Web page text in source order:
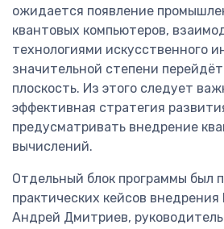
ожидается появление
квантовых компьютеров,
технологиями искусственного
значительной степени
плоскость. Из этого следует
эффективная стратегия
предусматривать внедрение
вычислений.
Отдельный блок программы был
практических кейсов
Андрей Дмитриев,